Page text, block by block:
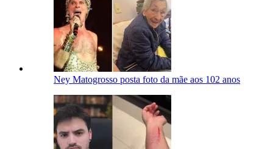
Ney Matogrosso posta foto da mãe aos 102 anos